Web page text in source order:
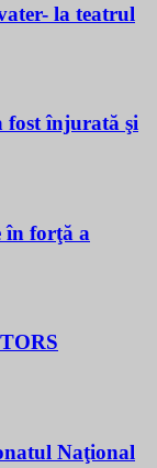
la teatrul
fost înjurată şi
în forţă a
Naţional